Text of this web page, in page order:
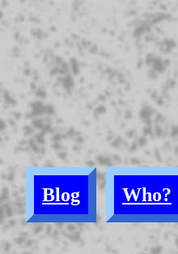
Blog Who?